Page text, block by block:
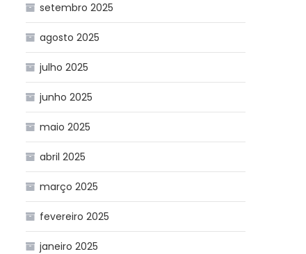
setembro 2025
agosto 2025
julho 2025
junho 2025
maio 2025
abril 2025
março 2025
fevereiro 2025
janeiro 2025